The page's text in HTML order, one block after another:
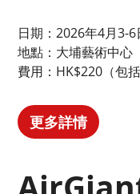
日期：2026年4月3-6
地點：大埔藝術中心
費用：HK$220（包
更多詳情